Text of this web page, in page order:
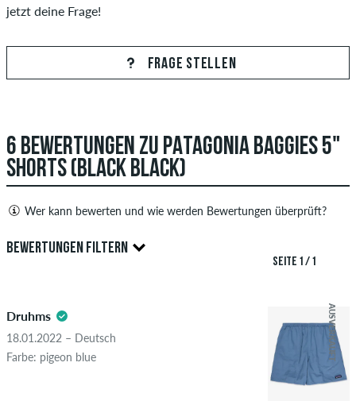
jetzt deine Frage!
FRAGE STELLEN
6 BEWERTUNGEN ZU PATAGONIA BAGGIES 5"
SHORTS (BLACK BLACK)
Wer kann bewerten und wie werden Bewertungen überprüft?
Nur Personen mit einem skatedeluxe Kundenkonto können
Bewertungen abgeben. Diese werden erst nach unserer
beleidigenden oder obszönen Inhalten sowie Bewertungen,
die geltendes Recht oder Urheberrechte verletzen oder Spam
und Fremdwerbung enthalten, werden nicht veröffentlicht.
Die Sternebewertung des Artikels ist der Durchschnitt aller
BEWERTUNGEN FILTERN
4.5
SEITE 1 / 1
Druhms
18.01.2022 – Deutsch
Farbe: pigeon blue
AUSVERKAUFT